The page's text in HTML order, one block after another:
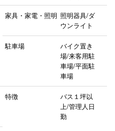
家具・家電・照明 照明器具/ダ
ウンライト
駐車場
バイク置き
場/来客用駐
車場/平面駐
車場
特徴
バス１坪以
上/管理人日
勤